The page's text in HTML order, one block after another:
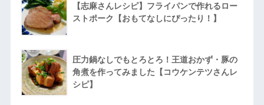
【志麻さんレシピ】フライパンで作れるロー
ストポーク【おもてなしにぴったり！】
圧力鍋なしでもとろとろ！王道おかず・豚の
角煮を作ってみました【コウケンテツさんレ
シピ】